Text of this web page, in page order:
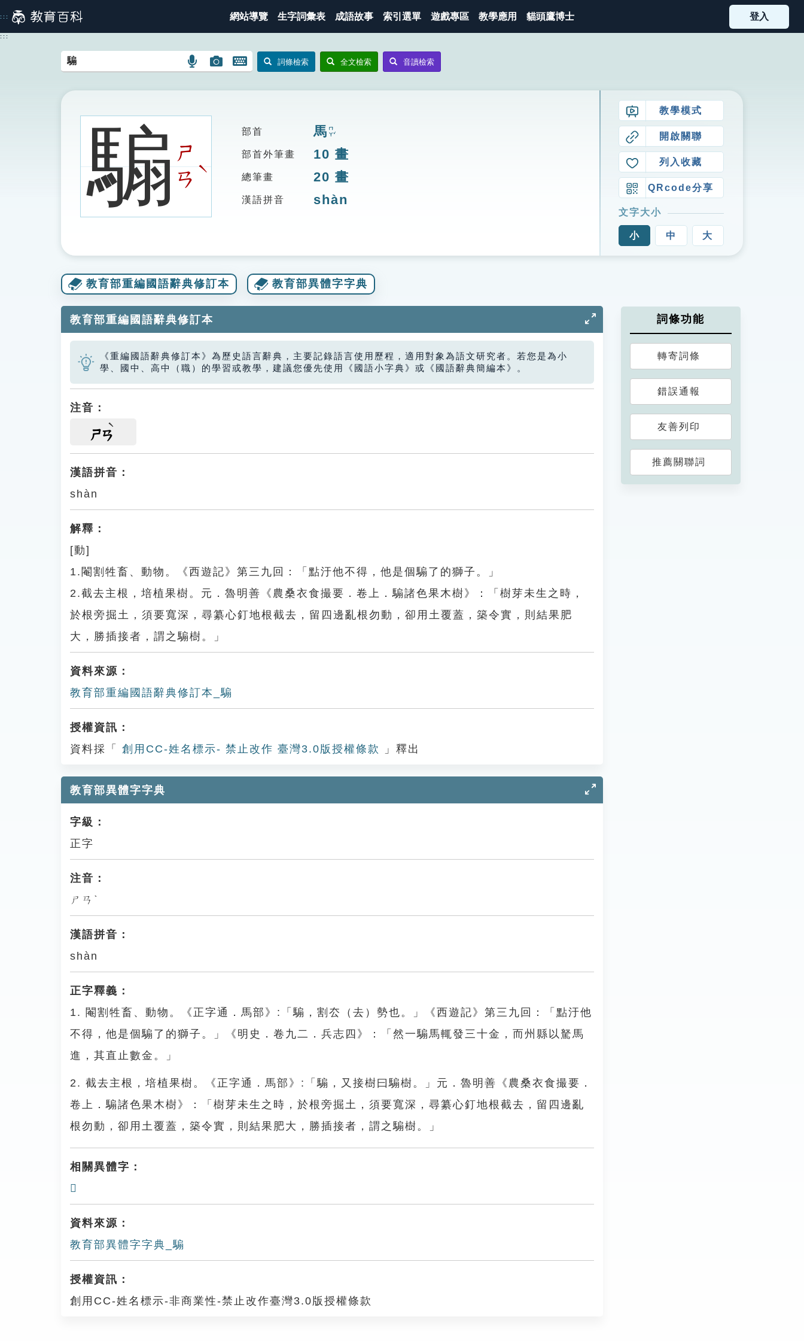
到
主
::: 網站導覽 生字詞彙表 成語故事 索引選單 遊戲專區 教學應用 貓頭鷹博士 登入
:::
語
搜
圖
圖
搜
開
鍵
示
詞條檢索 全文檢索 音讀檢索
騸ㄕ
ㄢ
ˋ
部首 馬ㄇㄚˇ
部首外筆畫 10 畫
總筆畫 20 畫
漢語拼音 shàn
教學模式
開啟關聯
列入收藏
QRcode分享
文字大小
小 中 大
教育部重編國語辭典修訂本 教育部異體字字典
教育部重編國語辭典修訂本
《重編國語辭典修訂本》為歷史語言辭典，主要記錄語言使用歷程，適用對象為語文研究者。若您是為小
學、國中、高中（職）的學習或教學，建議您優先使用《國語小字典》或《國語辭典簡編本》。
注音：
ㄕㄢ
漢語拼音：
shàn
解釋：
[動]
1.閹割牲畜、動物。《西遊記》第三九回：「點汙他不得，他是個騸了的獅子。」
2.截去主根，培植果樹。元．魯明善《農桑衣食撮要．卷上．騸諸色果木樹》：「樹芽未生之時，
於根旁掘土，須要寬深，尋纂心釘地根截去，留四邊亂根勿動，卻用土覆蓋，築令實，則結果肥
大，勝插接者，謂之騸樹。」
資料來源：
教育部重編國語辭典修訂本_騸
授權資訊：
資料採「
創用CC-姓名標示- 禁止改作 臺灣3.0版授權條款 」釋出
教育部異體字字典
字級：
正字
注音：
ㄕㄢˋ
漢語拼音：
shàn
正字釋義：
1. 閹割牲畜、動物。《正字通．馬部》:「騸，割厺（去）勢也。」《西遊記》第三九回：「點汙他
不得，他是個騸了的獅子。」《明史．卷九二．兵志四》：「然一騸馬輒發三十金，而州縣以駑馬
進，其直止數金。」
2. 截去主根，培植果樹。《正字通．馬部》:「騸，又接樹曰騸樹。」元．魯明善《農桑衣食撮要．
卷上．騸諸色果木樹》：「樹芽未生之時，於根旁掘土，須要寬深，尋纂心釘地根截去，留四邊亂
根勿動，卻用土覆蓋，築令實，則結果肥大，勝插接者，謂之騸樹。」
相關異體字：
𩦐
資料來源：
教育部異體字字典_騸
授權資訊：
創用CC-姓名標示-非商業性-禁止改作臺灣3.0版授權條款
詞條功能
轉寄詞條
錯誤通報
友善列印
推薦關聯詞